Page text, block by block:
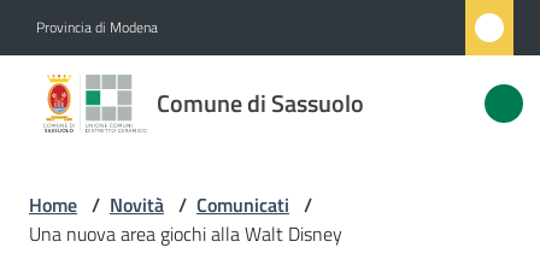
Provincia di Modena
Comune di Sassuolo
Comune
di
Home / Novità / Comunicati /
Una nuova area giochi alla Walt Disney